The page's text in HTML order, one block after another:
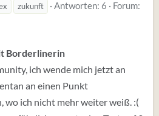
zukunft Antworten: 6
Forum:
Borderlinerin
ich wende mich jetzt an
an einen Punkt
wo ich nicht mehr weiter weiß. :(